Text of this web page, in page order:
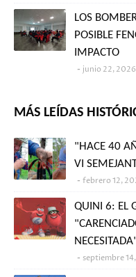
LOS
POSIBLE
IMPACTO
junio 22, 2026
MÁS LEÍDAS
"HACE 40
VI
febrero 12,
QUINI 6: EL
septiembre